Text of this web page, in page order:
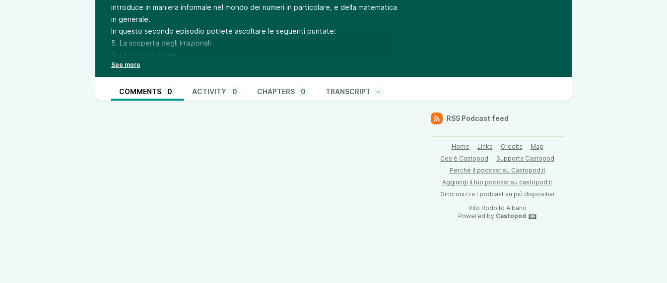
introduce in maniera informale nel mondo dei numeri in particolare, e della matematica
in generale.
In questo secondo episodio potrete ascoltare le seguenti puntate:
5. La scoperta degli irrazionali
6. La sezione aurea
7.La comparsa dell’infinito
8.La crisi dell’aritmetica
--- Send in a voice message: https://podcasters.spotify.com/pod/show/vito-rodolfo-
albano7/message
COMMENTS 0 ACTIVITY 0 CHAPTERS 0 TRANSCRIPT –
RSS Podcast feed
Home Links Credits
Map
Cos'è Castopod
Supporta Castopod
Perchè il podcast su Castopod.it
Aggiungi il tuo podcast su castopod.it
Sincronizza i podcast su più dispositivi
Vito Rodolfo Albano
Powered by Castopod